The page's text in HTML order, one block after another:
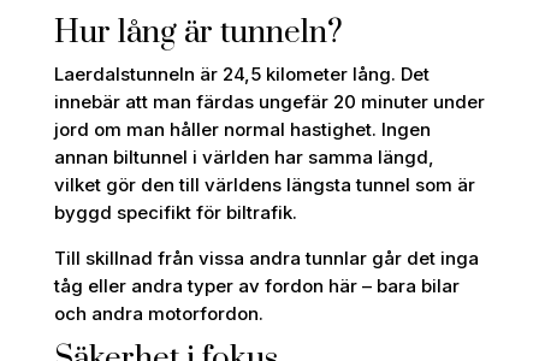
Hur lång är tunneln?
Laerdalstunneln är 24,5 kilometer lång. Det
innebär att man färdas ungefär 20 minuter under
jord om man håller normal hastighet. Ingen
annan biltunnel i världen har samma längd,
vilket gör den till världens längsta tunnel som är
byggd specifikt för biltrafik.
Till skillnad från vissa andra tunnlar går det inga
tåg eller andra typer av fordon här – bara bilar
och andra motorfordon.